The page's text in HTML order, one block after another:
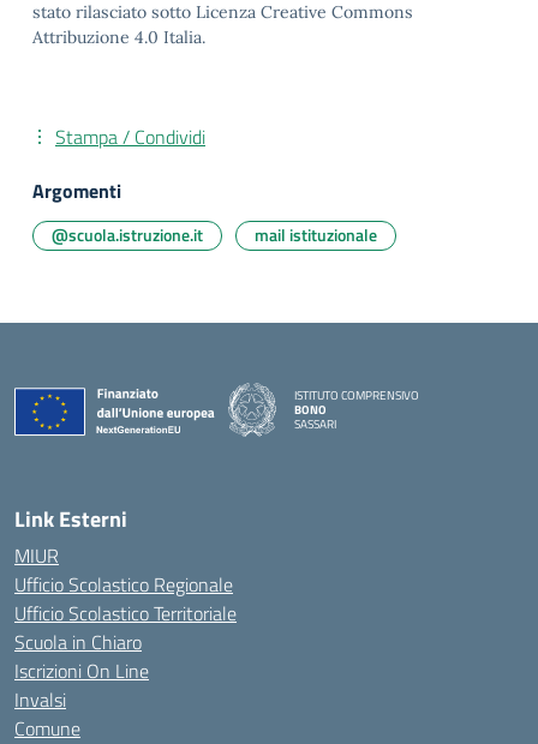
stato rilasciato sotto Licenza Creative Commons
Attribuzione 4.0 Italia.
Stampa / Condividi
Argomenti
@scuola.istruzione.it mail istituzionale
ISTITUTO COMPRENSIVO
BONO
SASSARI
Link Esterni
MIUR
Ufficio Scolastico Regionale
Ufficio Scolastico Territoriale
Scuola in Chiaro
Iscrizioni On Line
Invalsi
Comune